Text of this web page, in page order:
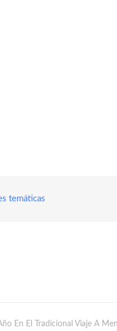
temáticas
En El Tradicional Viaje A